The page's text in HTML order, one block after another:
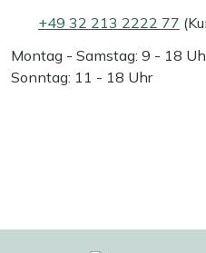
+49 32 213 2222 77
Montag - Samstag: 9 - 18
Sonntag: 11 - 18 Uhr